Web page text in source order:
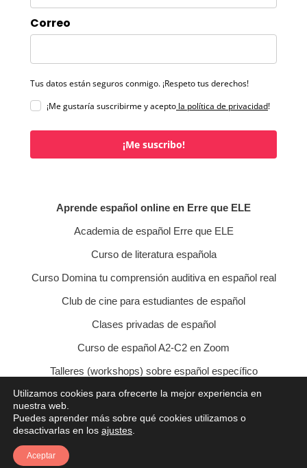
Correo
Tus datos están seguros conmigo. ¡Respeto tus derechos!
¡Me gustaría suscribirme y acepto la política de privacidad!
¡Me suscribo!
Aprende español online en Erre que ELE
Academia de español Erre que ELE
Curso de literatura española
Curso Domina tu comprensión auditiva en español real
Club de cine para estudiantes de español
Clases privadas de español
Curso de español A2-C2 en Zoom
Talleres (workshops) sobre español específico
Curso de conversación veraniego
Política de privacidad
Política de cookies
Condiciones de contratación
Utilizamos cookies para ofrecerte la mejor experiencia en
nuestra web.
Puedes aprender más sobre qué cookies utilizamos o
desactivarlas en los ajustes
Aceptar